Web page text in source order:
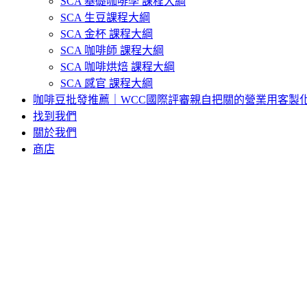
SCA 生豆課程大綱
SCA 金杯 課程大綱
SCA 咖啡師 課程大綱
SCA 咖啡烘焙 課程大綱
SCA 感官 課程大綱
咖啡豆批發推薦｜WCC國際評審親自把關的營業用客製
找到我們
關於我們
商店